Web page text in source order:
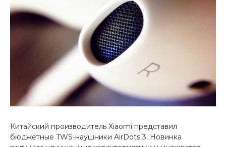
Добавляйте товары
в корзину
Оплачивайте сегодня только
25% картой любого банка
Получайте товар
Китайский производитель Xiaomi представил
бюджетные TWS-наушники AirDots 3. Новинка